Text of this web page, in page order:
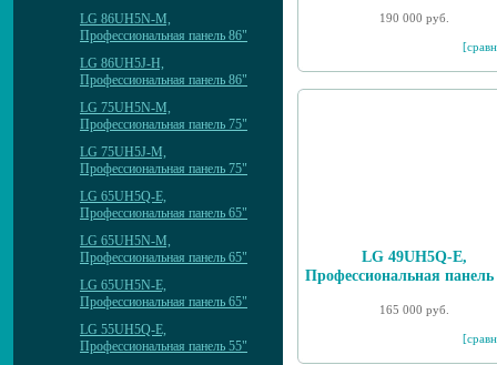
LG 86UH5N-M,
Профессиональная панель 86"
LG 86UH5J-H,
Профессиональная панель 86"
LG 75UH5N-M,
Профессиональная панель 75"
LG 75UH5J-M,
Профессиональная панель 75"
LG 65UH5Q-E,
Профессиональная панель 65"
LG 65UH5N-M,
Профессиональная панель 65"
LG 65UH5N-E,
Профессиональная панель 65"
LG 55UH5Q-E,
Профессиональная панель 55"
190 000 руб.
LG 49UH5Q-E,
Профессиональная
165 000 руб.